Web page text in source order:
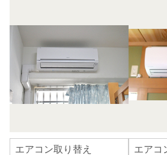
エアコン取り替え
エアコ